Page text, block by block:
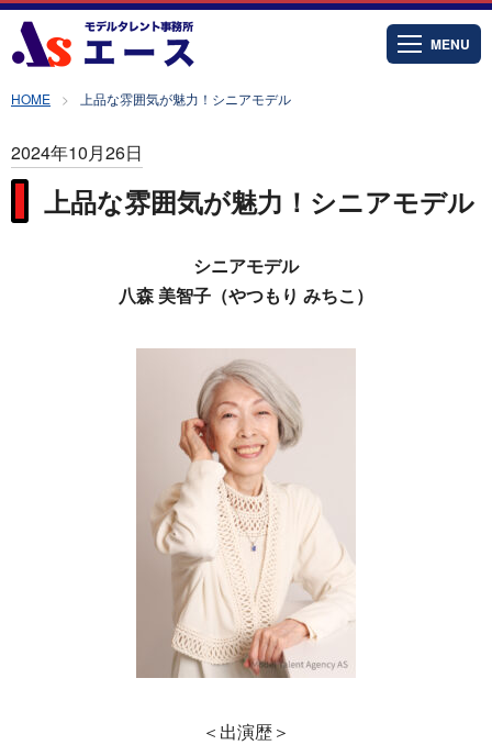
MENU
HOME 上品な雰囲気が魅力！シニアモデル
2024年10月26日
上品な雰囲気が魅力！シニアモデル
シニアモデル
八森 美智子（やつもり みちこ）
＜出演歴＞